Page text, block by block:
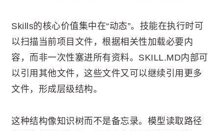
Skills的核心价值集中在“动态”。技能在执行时可
以扫描当前项目文件，根据相关性加载必要内
容，而非一次性塞进所有资料。SKILL.MD内部可
以引用其他文件，这些文件又可以继续引用更多
文件，形成层级结构。
这种结构像知识树而不是备忘录。模型读取路径